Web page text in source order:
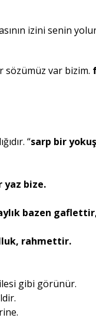
sözümüz var bizim.
“sarp bir
yaz bize.
bazen
rahmettir.
gibi görünür.